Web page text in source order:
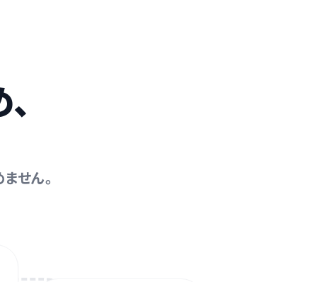
せん。